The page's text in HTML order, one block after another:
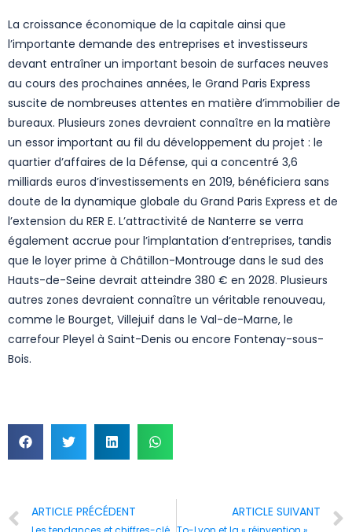
La croissance économique de la capitale ainsi que
l’importante demande des entreprises et investisseurs
devant entraîner un important besoin de surfaces neuves
au cours des prochaines années, le Grand Paris Express
suscite de nombreuses attentes en matière d’immobilier de
bureaux. Plusieurs zones devraient connaître en la matière
un essor important au fil du développement du projet : le
quartier d’affaires de la Défense, qui a concentré 3,6
milliards euros d’investissements en 2019, bénéficiera sans
doute de la dynamique globale du Grand Paris Express et de
l’extension du RER E. L’attractivité de Nanterre se verra
également accrue pour l’implantation d’entreprises, tandis
que le loyer prime à Châtillon-Montrouge dans le sud des
Hauts-de-Seine devrait atteindre 380 € en 2028. Plusieurs
autres zones devraient connaître un véritable renouveau,
comme le Bourget, Villejuif dans le Val-de-Marne, le
carrefour Pleyel à Saint-Denis ou encore Fontenay-sous-
Bois.
ARTICLE PRÉCÉDENT ARTICLE SUIVANT